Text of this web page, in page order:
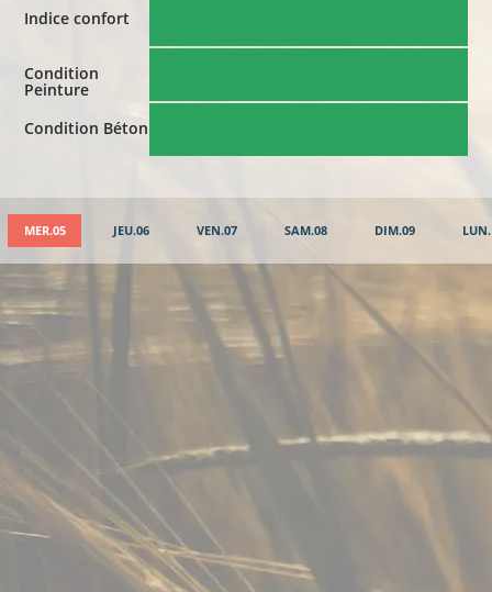
Indice confort
Condition
Peinture
Condition Béton
MER.05 JEU.06 VEN.07 SAM.08 DIM.09